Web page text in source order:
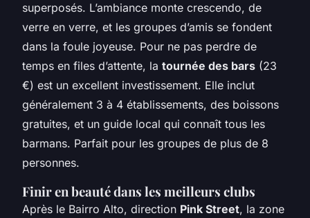
superposés. L’ambiance monte crescendo, de
verre en verre, et les groupes d’amis se fondent
dans la foule joyeuse. Pour ne pas perdre de
temps en files d’attente, la tournée des bars (23
€) est un excellent investissement. Elle inclut
généralement 3 à 4 établissements, des boissons
gratuites, et un guide local qui connaît tous les
barmans. Parfait pour les groupes de plus de 8
personnes.
Finir en beauté dans les meilleurs clubs
Après le Bairro Alto, direction Pink Street, la zone